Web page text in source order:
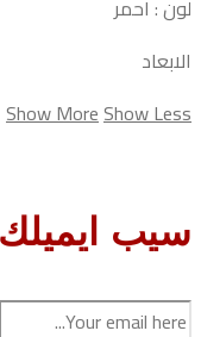
لون : احمر
الابعاد
Show MoreShow Less
سيب